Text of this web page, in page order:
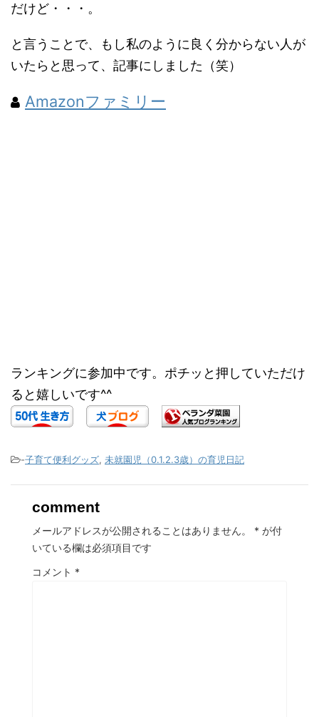
だけど・・・。
と言うことで、もし私のように良く分からない人が
いたらと思って、記事にしました（笑）
Amazonファミリー
ランキングに参加中です。ポチッと押していただけ
ると嬉しいです^^
-子育て便利グッズ, 未就園児（0.1.2.3歳）の育児日記
comment
メールアドレスが公開されることはありません。 * が付
いている欄は必須項目です
コメント *